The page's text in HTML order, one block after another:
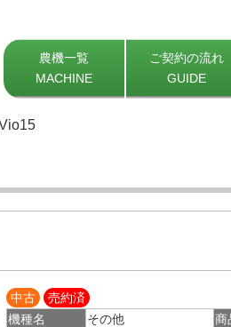
農機一覧
MACHINE
ご契約の流れ
GUIDE
中古
売約済
機種名
その他 商